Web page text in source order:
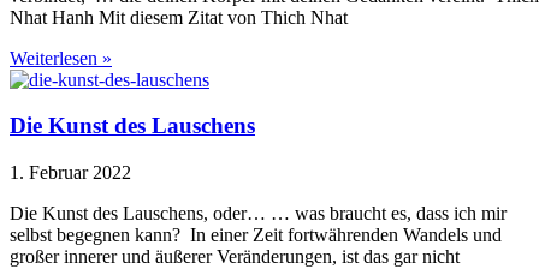
Nhat Hanh Mit diesem Zitat von Thich Nhat
Weiterlesen »
Die Kunst des Lauschens
1. Februar 2022
Die Kunst des Lauschens, oder… … was braucht es, dass ich mir
selbst begegnen kann? In einer Zeit fortwährenden Wandels und
großer innerer und äußerer Veränderungen, ist das gar nicht